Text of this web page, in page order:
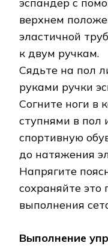
эспандер с
верхнем
эластичной
к двум ручкам.
Сядьте на пол
руками ручки
Согните ноги в
ступнями в пол
спортивную
до натяжения
Напрягите
сохраняйте
выполнения
Выполнение